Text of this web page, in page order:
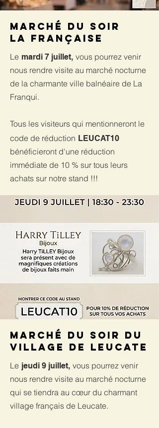
Marché du soir
La Française
Le mardi 7 juillet, vous pourrez venir
nous rendre visite au marché nocturne
de la charmante ville balnéaire de La
Franqui.
Tous les visiteurs qui mentionneront le
code de réduction LEUCAT10
bénéficieront d'une réduction
immédiate de 10 % sur tous leurs
achats sur notre stand !!!
Marché du soir du
village de Leucate
Le jeudi 9 juillet, vous pourrez venir
nous rendre visite au marché nocturne
qui se tiendra au cœur du charmant
village français de Leucate.